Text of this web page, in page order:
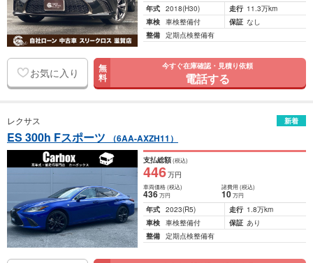
年式 2018(H30) 走行 11.3万km
車検 車検整備付 保証 なし
整備 定期点検整備有
お気に入り 無
料
今すぐ在庫確認・見積り依頼
電話する
レクサス 新着
ES 300h Fスポーツ （6AA-AXZH11）
支払総額(税込)
446万円
車両価格(税込)
436万円
諸費用 (税込)
10 万円
年式 2023(R5) 走行 1.8万km
車検 車検整備付 保証 あり
整備 定期点検整備有